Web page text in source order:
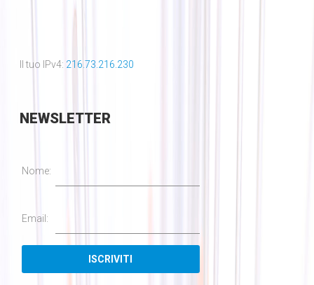
Il tuo IPv4: 216.73.216.230
NEWSLETTER
Nome:
Email: